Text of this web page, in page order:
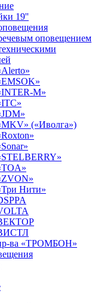
19''
оповещением
M»
(«Иволга»)
Нити»
ВЕКТОР
ВИСТЛ
ва «ТРОМБОН»